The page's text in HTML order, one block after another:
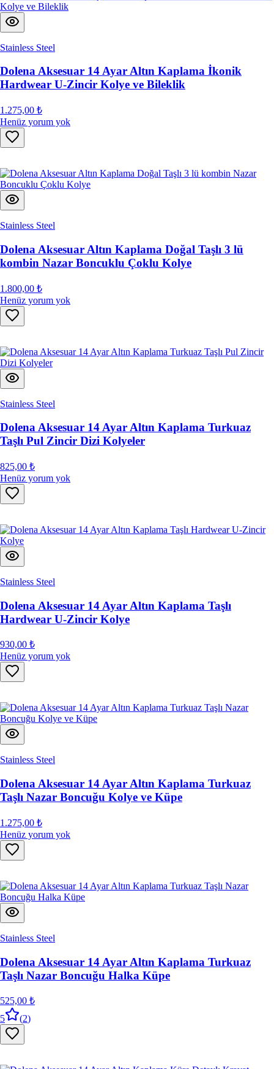
Stainless Steel
Dolena Aksesuar 14 Ayar Altın Kaplama İkonik
Hardwear U-Zincir Kolye ve Bileklik
1.275,00 ₺
Henüz yorum yok
Stainless Steel
Dolena Aksesuar Altın Kaplama Doğal Taşlı 3 lü
kombin Nazar Boncuklu Çoklu Kolye
1.800,00 ₺
Henüz yorum yok
Stainless Steel
Dolena Aksesuar 14 Ayar Altın Kaplama Turkuaz
Taşlı Pul Zincir Dizi Kolyeler
825,00 ₺
Henüz yorum yok
Stainless Steel
Dolena Aksesuar 14 Ayar Altın Kaplama Taşlı
Hardwear U-Zincir Kolye
930,00 ₺
Henüz yorum yok
Stainless Steel
Dolena Aksesuar 14 Ayar Altın Kaplama Turkuaz
Taşlı Nazar Boncuğu Kolye ve Küpe
1.275,00 ₺
Henüz yorum yok
Stainless Steel
Dolena Aksesuar 14 Ayar Altın Kaplama Turkuaz
Taşlı Nazar Boncuğu Halka Küpe
525,00 ₺
5
(2)